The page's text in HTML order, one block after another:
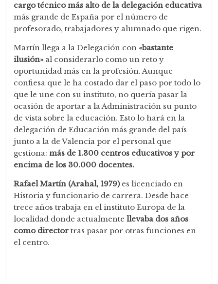
cargo técnico más alto de la delegación educativa
más grande de España por el número de
profesorado, trabajadores y alumnado que rigen.
Martín llega a la Delegación con«bastante
ilusión» al considerarlo como un reto y
oportunidad más en la profesión. Aunque
confiesa que le ha costado dar el paso por todo lo
que le une con su instituto, no quería pasar la
ocasión de aportar a la Administración su punto
de vista sobre la educación. Esto lo hará en la
delegación de Educación más grande del país
junto a la de Valencia por el personal que
gestiona:más de 1.300 centros educativos y por
encima de los 30.000 docentes.
Rafael Martín (Arahal, 1979)es licenciado en
Historia y funcionario de carrera. Desde hace
trece años trabaja en el instituto Europa de la
localidad donde actualmente llevaba dos años
como director tras pasar por otras funciones en
el centro.